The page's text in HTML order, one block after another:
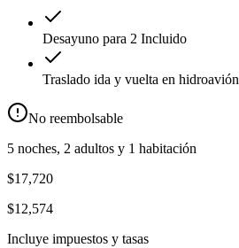
Desayuno para 2 Incluido
Traslado ida y vuelta en hidroavión
No reembolsable
5 noches, 2 adultos y 1 habitación
$17,720
$12,574
Incluye impuestos y tasas